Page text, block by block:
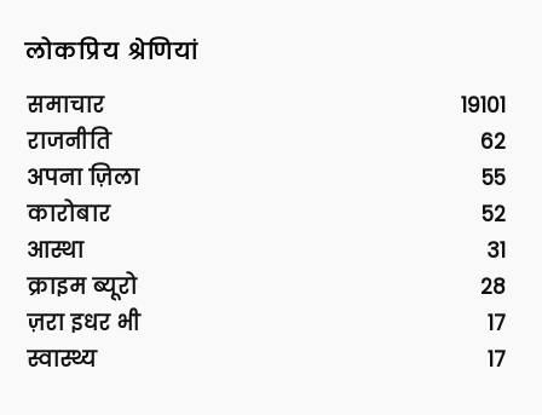
लोकप्रिय श्रेणियां
समाचार
19101
राजनीति
62
अपना ज़िला
55
कारोबार
52
आस्था
31
क्राइम ब्यूरो
28
ज़रा इधर भी
17
स्वास्थ्य
17